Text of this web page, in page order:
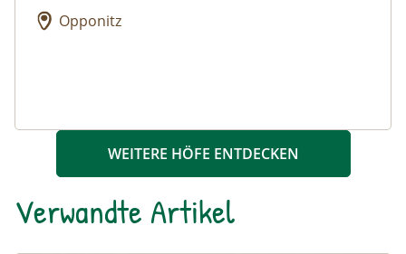
Opponitz
WEITERE HÖFE ENTDECKEN
Verwandte Artikel